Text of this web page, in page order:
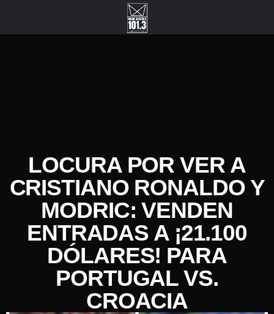
LOCURA POR VER A
CRISTIANO RONALDO Y
MODRIC: VENDEN
ENTRADAS A ¡21.100
DÓLARES! PARA
PORTUGAL VS.
CROACIA